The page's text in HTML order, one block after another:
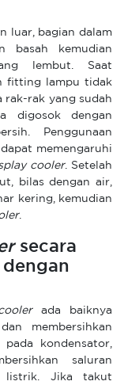
luar, bagian dalam
basah kemudian
lembut. Saat
fitting lampu tidak
rak-rak yang sudah
digosok dengan
Penggunaan
memengaruhi
cooler. Setelah
bilas dengan air,
kering, kemudian
.
secara
ada baiknya
membersihkan
kondensator,
saluran
listrik. Jika takut